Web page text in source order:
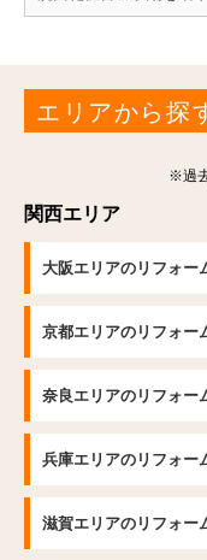
エリアから探
※過
関西エリア
大阪エリアのリフォー
京都エリアのリフォー
奈良エリアのリフォー
兵庫エリアのリフォー
滋賀エリアのリフォー